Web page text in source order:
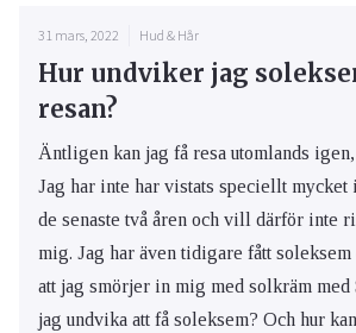
31 mars, 2022 Hud & Hår
Hur undviker jag
resan?
Äntligen kan jag få resa utomlands
Jag har inte har vistats speciellt mycket
de senaste två åren och vill därför inte
mig. Jag har även tidigare fått soleksem
att jag smörjer in mig med solkräm med
jag undvika att få soleksem? Och hur